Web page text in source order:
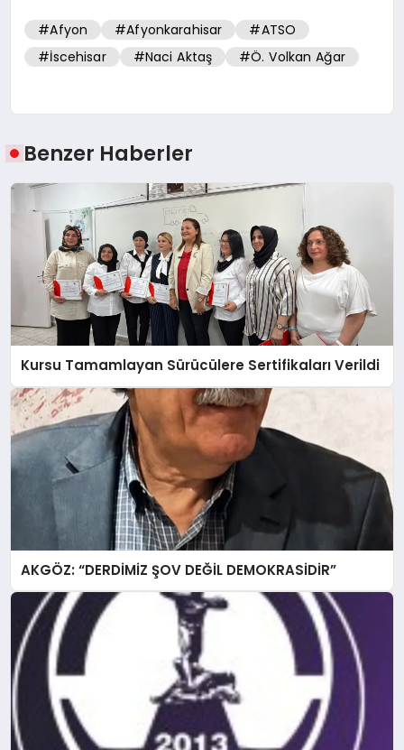
#Afyon #Afyonkarahisar
#ATSO
#İscehisar
#Naci Aktaş #Ö. Volkan Ağar
Benzer Haberler
Kursu Tamamlayan Sürücülere Sertifikaları Verildi
AKGÖZ: “DERDİMİZ ŞOV DEĞİL DEMOKRASİDİR”